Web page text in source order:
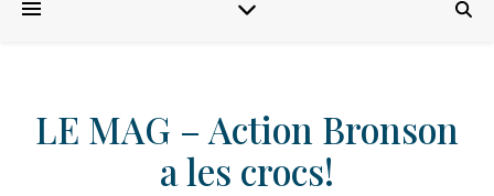
LE MAG – Action Bronson
a les crocs!